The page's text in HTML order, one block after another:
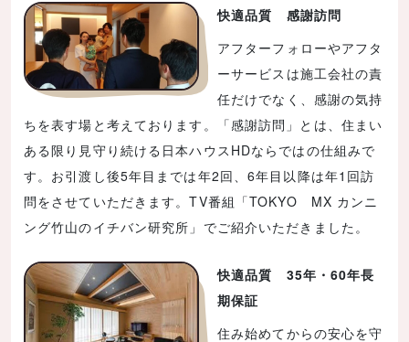
快適品質 感謝訪問
アフターフォローやアフタ
ーサービスは施工会社の責
任だけでなく、感謝の気持
ちを表す場と考えております。「感謝訪問」とは、住まい
ある限り見守り続ける日本ハウスHDならではの仕組みで
す。お引渡し後5年目までは年2回、6年目以降は年1回訪
問をさせていただきます。TV番組「TOKYO MX カンニ
ング竹山のイチバン研究所」でご紹介いただきました。
快適品質 35年・60年長
期保証
住み始めてからの安心を守